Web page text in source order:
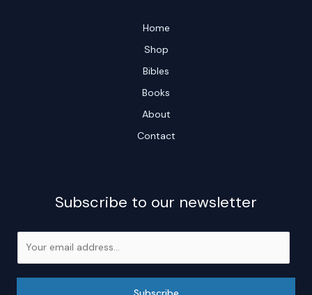
Home
Shop
Bibles
Books
About
Contact
Subscribe to our newsletter